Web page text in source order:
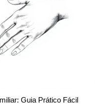
Guia Prático Fácil